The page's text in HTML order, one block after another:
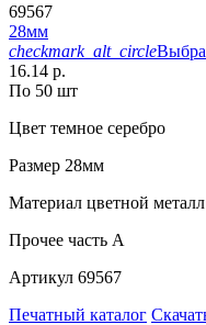
69567
28мм
checkmark_alt_circle
16.14 р.
По 50 шт
Цвет темное серебро
Размер 28мм
Материал цветной металл
Прочее часть A
Артикул 69567
Печатный каталог